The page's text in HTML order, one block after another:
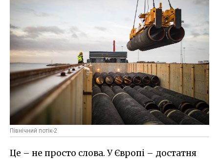
Північний потік-2
Це – не просто слова. У Європі – достатня